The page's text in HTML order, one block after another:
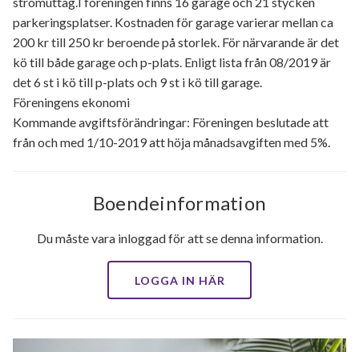
parkeringsplatser. Kostnaden för garage varierar mellan ca
200 kr till 250 kr beroende på storlek. För närvarande är det
kö till både garage och p-plats. Enligt lista från 08/2019 är
det 6 st i kö till p-plats och 9 st i kö till garage.
Föreningens ekonomi
Kommande avgiftsförändringar: Föreningen beslutade att
från och med 1/10-2019 att höja månadsavgiften med 5%.
Boendeinformation
Du måste vara inloggad för att se denna information.
LOGGA IN HÄR